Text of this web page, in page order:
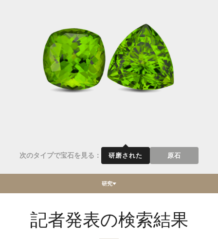
次のタイプで宝石を見る： 研磨された 原石
研究
記者発表の検索結果